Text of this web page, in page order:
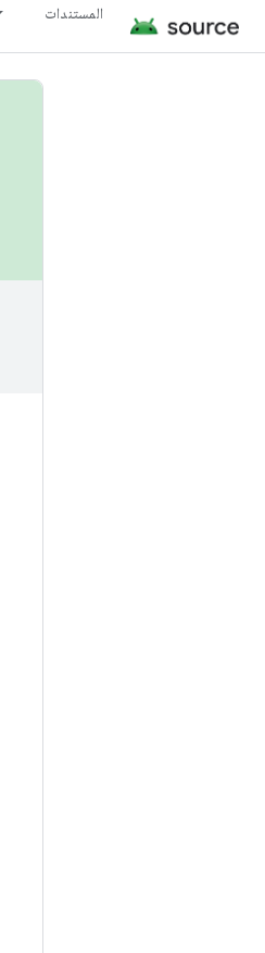
المستندات